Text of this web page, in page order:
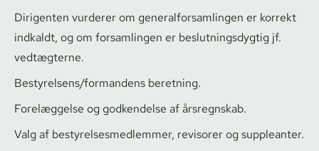
Dirigenten vurderer om ge­ne­ral­for­sam­lin­gen er korrekt
indkaldt, og om forsamlingen er be­slut­nings­dyg­tig jf.
vedtægterne.
Bestyrelsens/formandens beretning.
Forelæggelse og godkendelse af årsregnskab.
Valg af be­sty­rel­ses­med­lem­mer, revisorer og suppleanter.